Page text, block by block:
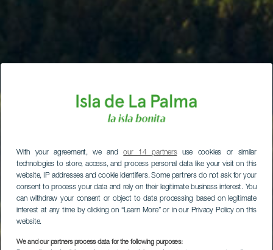
With your agreement, we andour 14 partnersuse cookies or similar
technologies to store, access, and process personal data like your visit on this
website, IP addresses and cookie identifiers. Some partners do not ask for your
consent to process your data and rely on their legitimate business interest. You
can withdraw your consent or object to data processing based on legitimate
interest at any time by clicking on “Learn More” or in our Privacy Policy on this
website.
We and our partners process data for the following purposes: